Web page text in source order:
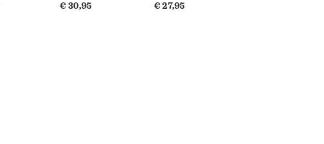
€ 30,95
€ 27,95